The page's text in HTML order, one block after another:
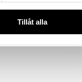
Tillåt alla